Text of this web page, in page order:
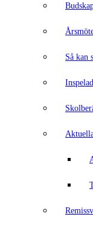
Så kan